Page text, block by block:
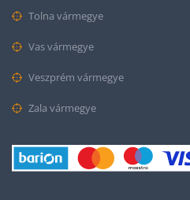
Tolna vármegye
Vas vármegye
Veszprém vármegye
Zala vármegye